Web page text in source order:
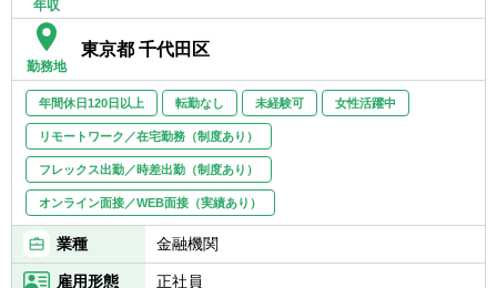
◆内部監査に係る知識の習得や能力の研鑽を
厭わない方
年収
勤務地
東京都 千代田区
年間休日120日以上 転勤なし 未経験可 女性活躍中
リモートワーク／在宅勤務（制度あり）
フレックス出勤／時差出勤（制度あり）
オンライン面接／WEB面接（実績あり）
業種 金融機関
雇用形態 正社員